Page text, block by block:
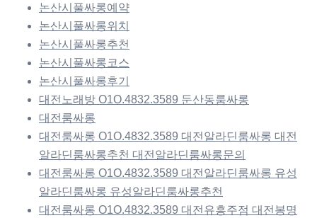
논산시풀싸롱예약
논산시풀싸롱위치
논산시풀싸롱추천
논산시풀싸롱코스
논산시풀싸롱후기
대전노래방 O1O.4832.3589 둔산동룸싸롱
대전룸싸롱
대전룸싸롱 O1O.4832.3589 대전알라딘룸싸롱 대전
알라딘룸싸롱추천 대전알라딘룸싸롱문의
대전룸싸롱 O1O.4832.3589 대전알라딘룸싸롱 유성
알라딘룸싸롱 유성알라딘룸싸롱추천
대전룸싸롱 O1O.4832.3589 대전유흥주점 대전봉명